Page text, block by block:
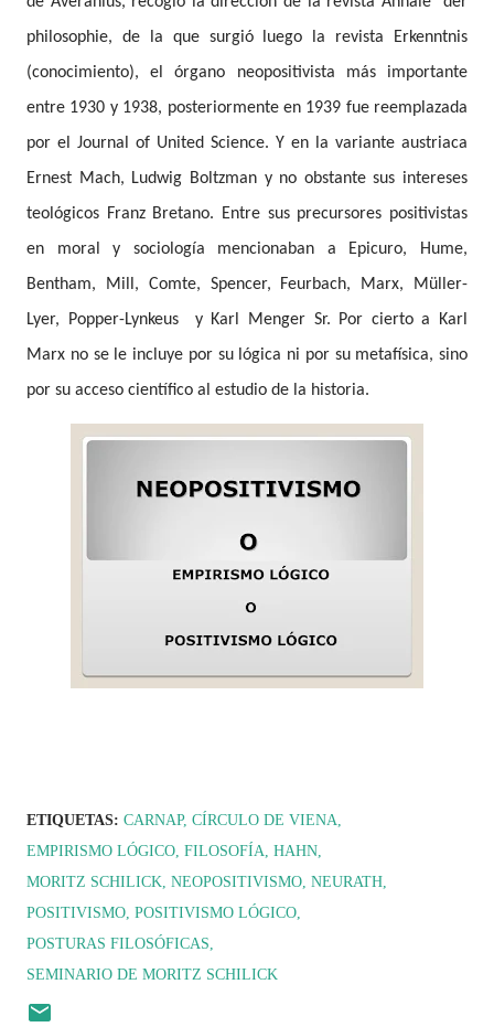
philosophie, de la que surgió luego la revista Erkenntnis
(conocimiento), el órgano neopositivista más importante
entre 1930 y 1938, posteriormente en 1939 fue reemplazada
por el Journal of United Science. Y en la variante austriaca
Ernest Mach, Ludwig Boltzman y no obstante sus intereses
teológicos Franz Bretano. Entre sus precursores positivistas
en moral y sociología mencionaban a Epicuro, Hume,
Bentham, Mill, Comte, Spencer, Feurbach, Marx, Müller-
Lyer, Popper-Lynkeus
y Karl Menger Sr. Por cierto a Karl
Marx no se le incluye por su lógica ni por su metafísica, sino
por su acceso científico al estudio de la historia.
ETIQUETAS: CARNAP CÍRCULO DE VIENA
EMPIRISMO LÓGICO FILOSOFÍA HAHN
MORITZ SCHILICK NEOPOSITIVISMO NEURATH
POSITIVISMO POSITIVISMO LÓGICO
POSTURAS FILOSÓFICAS
SEMINARIO DE MORITZ SCHILICK